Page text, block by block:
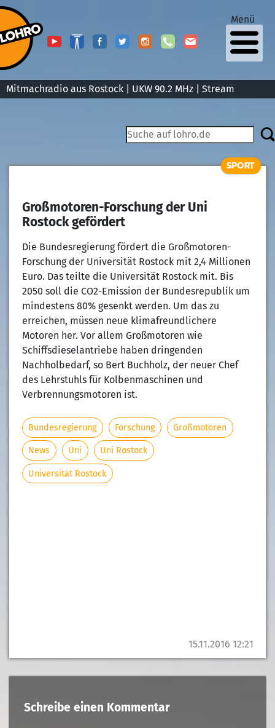
Mitmachradio aus Rostock | UKW 90.2 MHz | Stream
Menü
SPORT
15.11.2016 12:21
Großmotoren-Forschung der Uni
Rostock gefördert
Die Bundesregierung fördert die Großmotoren-
Forschung der Universität Rostock mit 2,4 Millionen
Euro. Das teilte die Universität Rostock mit. Bis
2050 soll die CO2-Emission der Bundesrepublik um
mindestens 80% gesenkt werden. Um das zu
erreichen, müssen neue klimafreundlichere
Motoren her. Vor allem Großmotoren wie
Schiffsdieselantriebe haben dringenden
Nachholbedarf, so Bert Buchholz, der neuer Chef
des Lehrstuhls für Kolbenmaschinen und
Verbrennungsmotoren ist.
Bundesregierung Forschung Großmotoren
News Uni Uni Rostock
Universität Rostock
Schreibe einen Kommentar